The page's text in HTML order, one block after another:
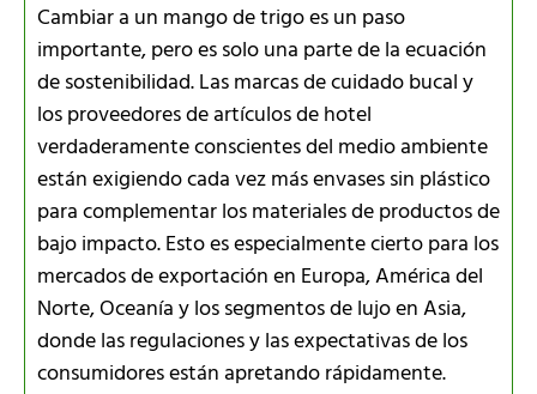
Cambiar a un mango de trigo es un paso
importante, pero es solo una parte de la ecuación
de sostenibilidad. Las marcas de cuidado bucal y
los proveedores de artículos de hotel
verdaderamente conscientes del medio ambiente
están exigiendo cada vez más envases sin plástico
para complementar los materiales de productos de
bajo impacto. Esto es especialmente cierto para los
mercados de exportación en Europa, América del
Norte, Oceanía y los segmentos de lujo en Asia,
donde las regulaciones y las expectativas de los
consumidores están apretando rápidamente.